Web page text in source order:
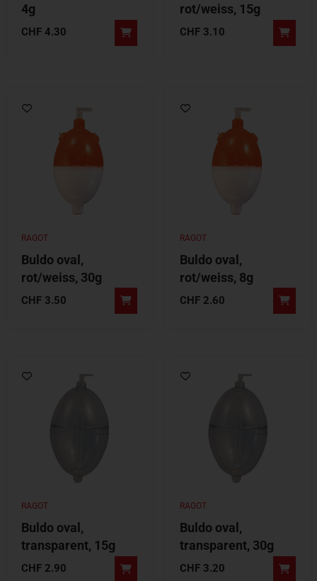
4g
CHF 4.30
rot/weiss, 15g
CHF 3.10
RAGOT
Buldo oval,
rot/weiss, 30g
CHF 3.50
RAGOT
Buldo oval,
rot/weiss, 8g
CHF 2.60
RAGOT
Buldo oval,
transparent, 15g
CHF 2.90
RAGOT
Buldo oval,
transparent, 30g
CHF 3.20